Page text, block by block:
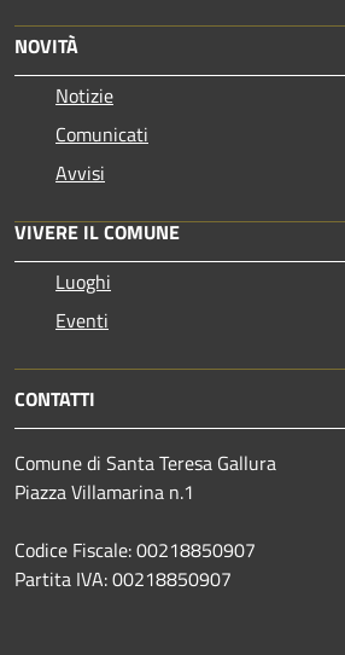
NOVITÀ
Notizie
Comunicati
Avvisi
VIVERE IL COMUNE
Luoghi
Eventi
CONTATTI
Comune di Santa Teresa Gallura
Piazza Villamarina n.1
Codice Fiscale: 00218850907
Partita IVA: 00218850907